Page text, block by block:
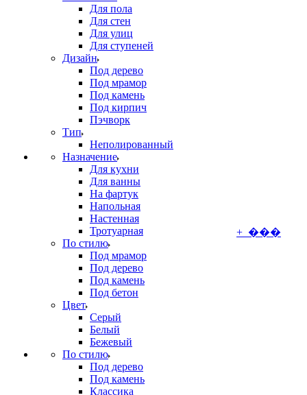
Для пола
Для стен
Для улиц
Для ступеней
Дизайн
Под дерево
Под мрамор
Под камень
Под кирпич
Пэчворк
Тип
Неполированный
Назначение
Для кухни
Для ванны
На фартук
Напольная
Настенная
Тротуарная
По стилю
Под мрамор
Под дерево
Под камень
Под бетон
Цвет
Серый
Белый
Бежевый
По стилю
Под дерево
Под камень
Классика
+ ���